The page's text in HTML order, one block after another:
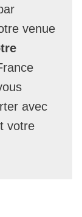
venue
avec
votre